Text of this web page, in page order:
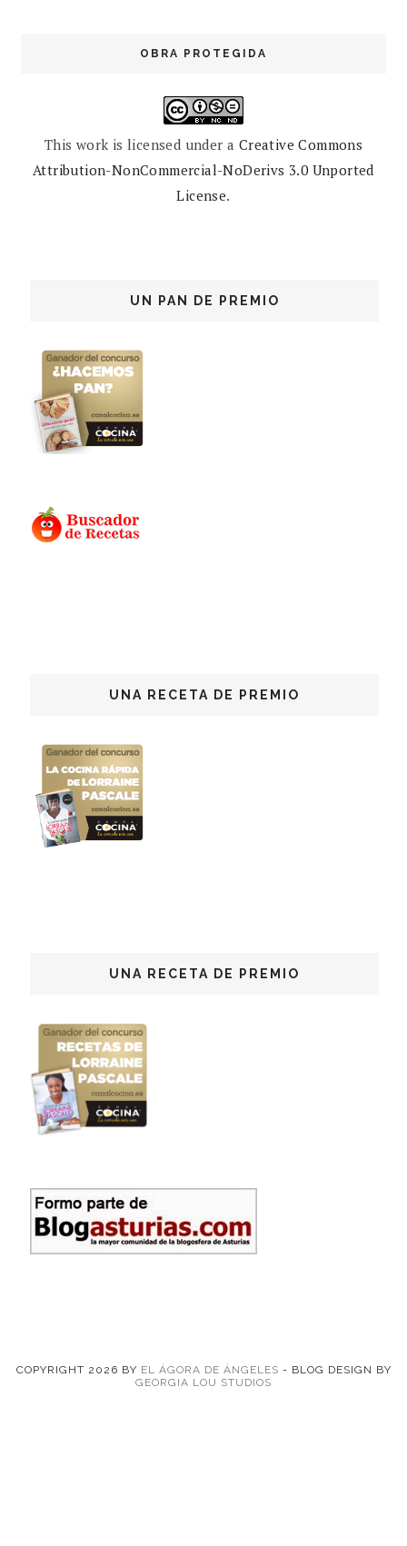
OBRA PROTEGIDA
This work is licensed under a Creative Commons
Attribution-NonCommercial-NoDerivs 3.0 Unported
License.
UN PAN DE PREMIO
UNA RECETA DE PREMIO
UNA RECETA DE PREMIO
COPYRIGHT 2026 BY EL ÁGORA DE ÁNGELES - BLOG DESIGN BY
GEORGIA LOU STUDIOS